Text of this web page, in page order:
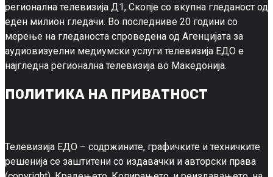
регионална телевизија Д1, Скопје со вкупна гледаност од
еден милион гледачи. Во последниве 20 години со
мерење на гледаноста спроведена од Агенцијата за
аудиовизуелни медиумски услуги телевизија ЕДО е
најгледна регионална телевизија во Македонија.
ПОЛИТИКА НА ПРИВАТНОСТ
Телевизија ЕДО – содржините, графичките и техничките
решенија се заштитени со издавачки и авторски права